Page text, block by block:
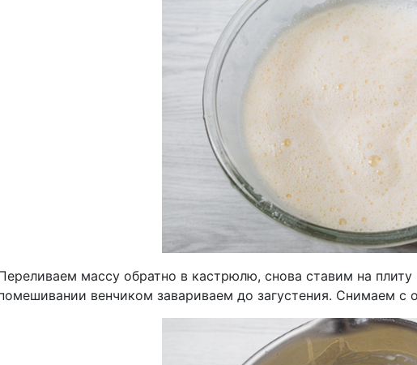
массу обратно в кастрюлю, снова ставим на
венчиком завариваем до загустения. Снимаем с